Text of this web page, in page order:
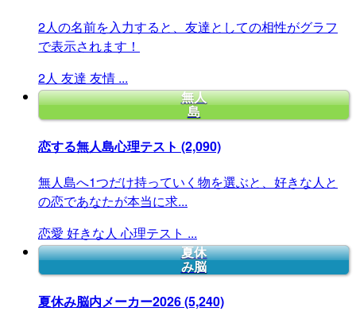
2人の名前を入力すると、友達としての相性がグラフ
で表示されます！
2人 友達 友情 ...
無人
島
恋する無人島心理テスト (2,090)
無人島へ1つだけ持っていく物を選ぶと、好きな人と
の恋であなたが本当に求...
恋愛 好きな人 心理テスト ...
夏休
み脳
夏休み脳内メーカー2026(5,240)